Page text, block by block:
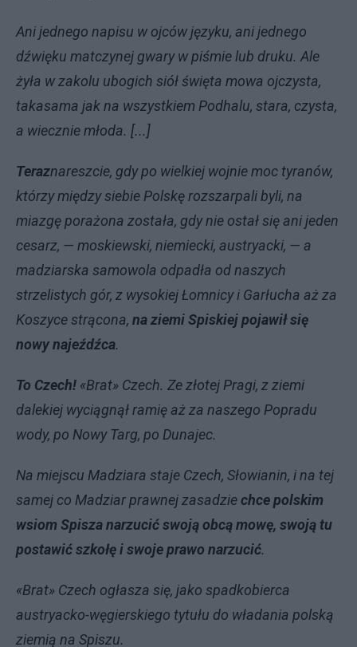
Ani jednego napisu w ojców języku, ani jednego
dźwięku matczynej gwary w piśmie lub druku. Ale
żyła w zakolu ubogich siół święta mowa ojczysta,
takasama jak na wszystkiem Podhalu, stara, czysta,
a wiecznie młoda. [...]
Teraznareszcie, gdy po wielkiej wojnie moc tyranów,
którzy między siebie Polskę rozszarpali byli, na
miazgę porażona została, gdy nie ostał się ani jeden
cesarz, — moskiewski, niemiecki, austryacki, — a
madziarska samowola odpadła od naszych
strzelistych gór, z wysokiej Łomnicy i Garłucha aż za
Koszyce strącona, na ziemi Spiskiej pojawił się
nowy najeźdźca.
To Czech! «Brat» Czech. Ze złotej Pragi, z ziemi
dalekiej wyciągnął ramię aż za naszego Popradu
wody, po Nowy Targ, po Dunajec.
Na miejscu Madziara staje Czech, Słowianin, i na tej
samej co Madziar prawnej zasadziechce polskim
wsiom Spisza narzucić swoją obcą mowę, swoją tu
postawić szkołę i swoje prawo narzucić.
«Brat» Czech ogłasza się, jako spadkobierca
austryacko-węgierskiego tytułu do władania polską
ziemią na Spiszu.